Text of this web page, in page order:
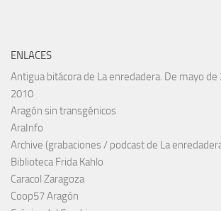
ENLACES
Antigua bitácora de La enredadera. De mayo de
2010
Aragón sin transgénicos
AraInfo
Archive (grabaciones / podcast de La
Biblioteca Frida Kahlo
Caracol Zaragoza
Coop57 Aragón